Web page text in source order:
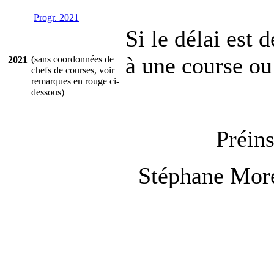
2021
Progr. 2021
(sans coordonnées de
chefs de courses, voir
remarques en rouge ci-
dessous)
Si le délai est
à une course
Stéphane